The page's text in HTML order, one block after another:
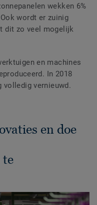
wekken 6%
wordt er zuinig
dit zo veel mogelijk
en machines
.
In 2018
volledig vernieuwd.
en doe
te